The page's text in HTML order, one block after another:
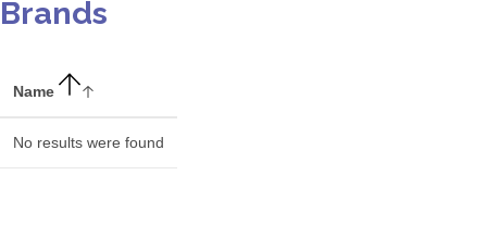
Brands
Name
No results were found